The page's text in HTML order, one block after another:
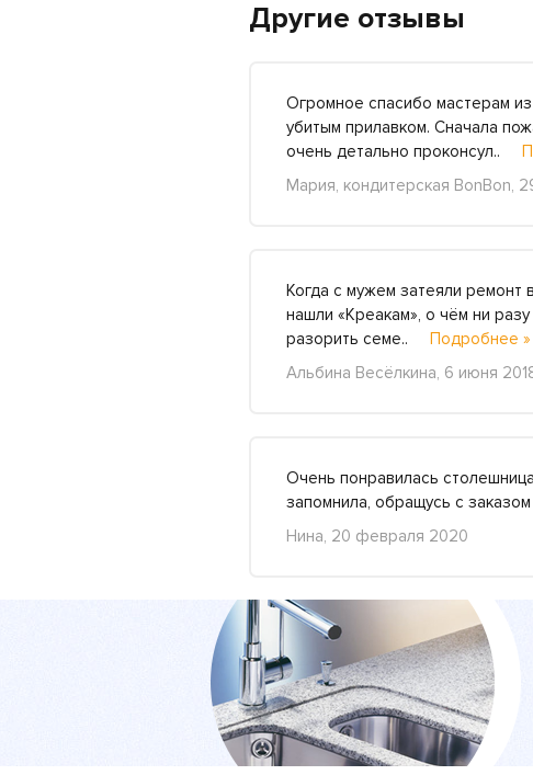
Другие отзывы
Огромное спасибо мастерам
убитым прилавком. Сначала
очень детально проконсул..
Мария, кондитерская BonBon,
Когда с мужем затеяли ремонт
нашли «Креакам», о чём ни
разорить семе.. Подробнее »
Альбина Весёлкина, 6 июня
Очень понравилась
запомнила, обращусь с
Нина, 20 февраля 2020